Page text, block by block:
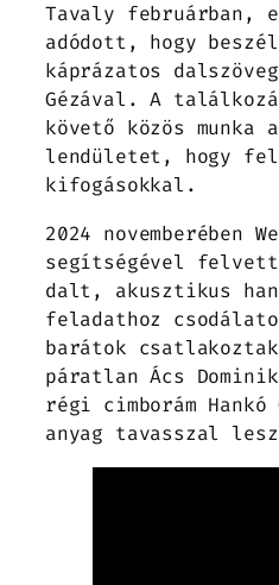
Tavaly februárban,
adódott, hogy
káprázatos
Gézával. A
követő közös munka
lendületet, hogy
kifogásokkal.
2024 novemberében
segítségével
dalt, akusztikus
feladathoz
barátok
páratlan Ács
régi cimborám
anyag tavasszal